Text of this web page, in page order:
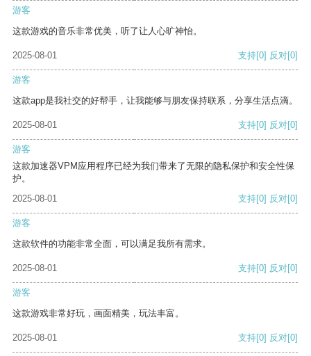
游客
这款游戏的音乐非常优美，听了让人心旷神怡。
2025-08-01 支持[0] 反对[0]
游客
这款app是我社交的好帮手，让我能够与朋友保持联系，分享生活点滴。
2025-08-01 支持[0] 反对[0]
游客
这款加速器VPM应用程序已经为我们带来了无限的隐私保护和安全性保
护。
2025-08-01
支持[0] 反对[0]
游客
这款软件的功能非常全面，可以满足我所有需求。
2025-08-01 支持[0] 反对[0]
游客
这款游戏非常好玩，画面精美，玩法丰富。
2025-08-01 支持[0] 反对[0]